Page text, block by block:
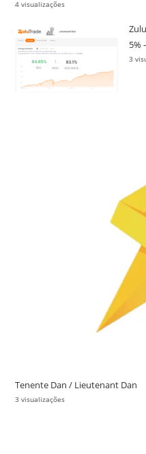
4 visualizações
5%
3
Tenente Dan / Lieutenant Dan
3 visualizações